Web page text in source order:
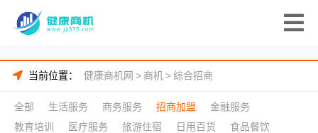
当前位置： 健康商机网 > 商机>综合招商
全部 生活服务 商务服务 招商加盟
金融服务
教育培训
医疗服务 旅游住宿 日用百货
食品餐饮